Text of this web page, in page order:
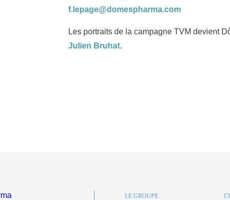
f.lepage@domespharma.com
Les portraits de la campagne TVM devient
Julien Bruhat.
LE GROUPE